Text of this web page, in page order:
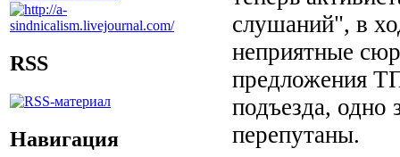
RSS
Навигация
слушаний", в
неприятные
предложения
подъезда, одно
перепутаны.